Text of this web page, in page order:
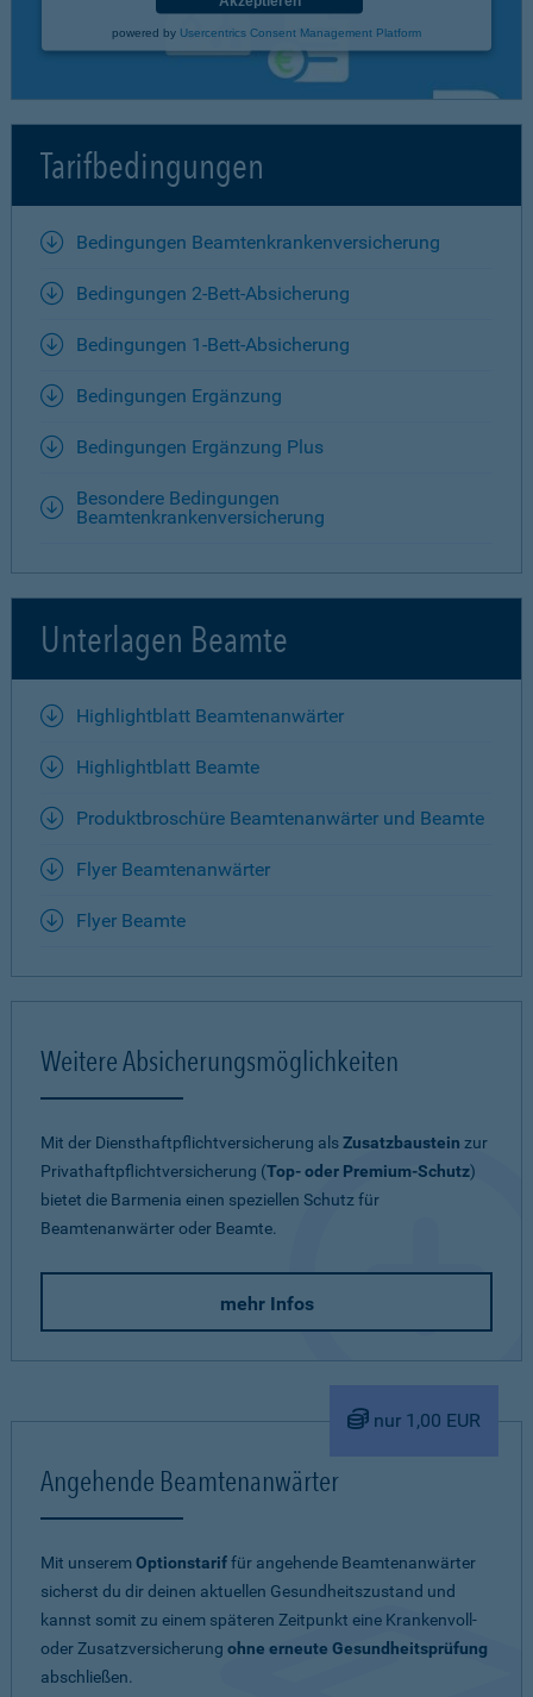
powered by Usercentrics Consent Management Platform
Tarifbedingungen
Bedingungen Beamtenkrankenversicherung
Bedingungen 2-Bett-Absicherung
Bedingungen 1-Bett-Absicherung
Bedingungen Ergänzung
Bedingungen Ergänzung Plus
Besondere Bedingungen
Beamtenkrankenversicherung
Unterlagen Beamte
Highlightblatt Beamtenanwärter
Highlightblatt Beamte
Produktbroschüre Beamtenanwärter und Beamte
Flyer Beamtenanwärter
Flyer Beamte
Weitere Absicherungsmöglichkeiten
Mit der Diensthaftpflichtversicherung alsZusatzbaustein zur
Privathaftpflichtversicherung (Top- oder Premium-Schutz)
bietet die Barmenia einen speziellen Schutz für
Beamtenanwärter oder Beamte.
mehr Infos
nur 1,00 EUR
Angehende Beamtenanwärter
Mit unseremOptionstariffür angehende Beamtenanwärter
sicherst du dir deinen aktuellen Gesundheitszustand und
kannst somit zu einem späteren Zeitpunkt eine Krankenvoll-
oder Zusatzversicherung ohne erneute Gesundheitsprüfung
abschließen.